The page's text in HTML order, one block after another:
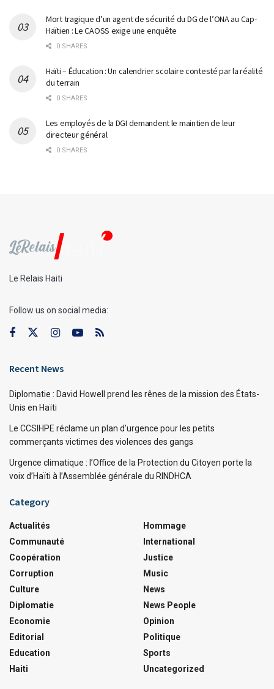
Mort tragique d’un agent de sécurité du DG de l’ONA au Cap-
Haïtien : Le CAOSS exige une enquête
0 SHARES
Haïti – Éducation : Un calendrier scolaire contesté par la réalité
du terrain
0 SHARES
Les employés de la DGI demandent le maintien de leur
directeur général
0 SHARES
Le Relais Haiti
Follow us on social media:
Recent News
Diplomatie : David Howell prend les rênes de la mission des États-
Unis en Haïti
Le CCSIHPE réclame un plan d’urgence pour les petits
commerçants victimes des violences des gangs
Urgence climatique : l’Office de la Protection du Citoyen porte la
voix d’Haïti à l’Assemblée générale du RINDHCA
Category
Actualités
Communauté
Coopération
Corruption
Culture
Diplomatie
Economie
Editorial
Education
Haiti
Hommage
International
Justice
Music
News
News People
Opinion
Politique
Sports
Uncategorized